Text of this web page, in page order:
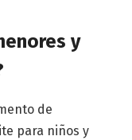
y
de
para niños y